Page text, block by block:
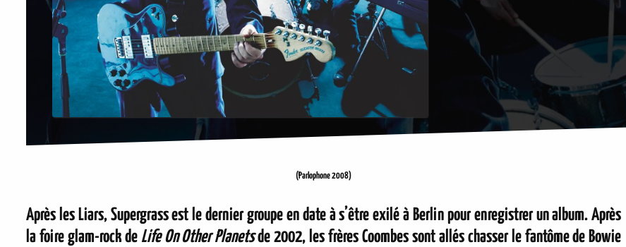
(Parlophone 2008)
Après les Liars, Supergrass est le dernier groupe en date à s’être exilé à Berlin pour enregistrer un album. Après
la foire glam-rock de Life On Other Planetsde 2002, les frères Coombes sont allés chasser le fantôme de Bowie